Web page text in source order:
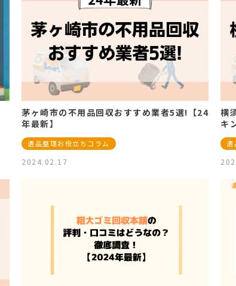
茅ヶ崎市の不用品回収おすすめ業者5選!【24
年最新】
遺品整理お役立ちコラム
2024.02.17
横
キ
遺